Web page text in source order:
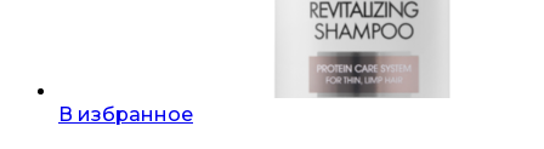
В избранное